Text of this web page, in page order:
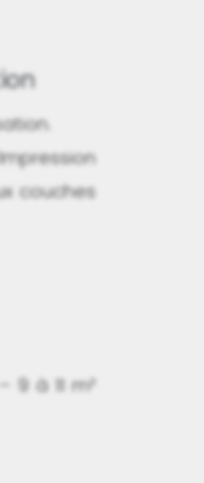
couches
9 à 11 m²